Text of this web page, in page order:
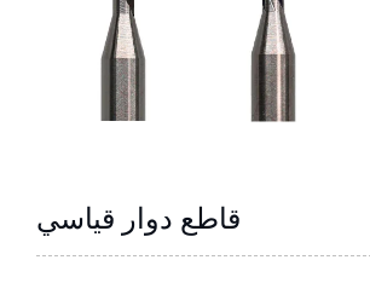
قاطع دوار قياسي